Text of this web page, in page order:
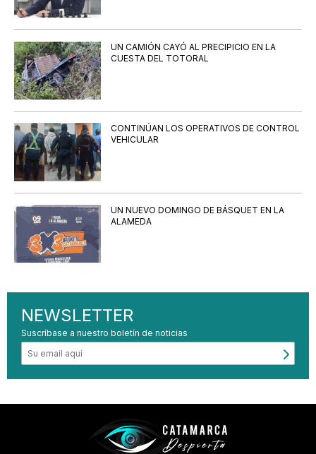
UN CAMIÓN CAYÓ AL PRECIPICIO EN LA
CUESTA DEL TOTORAL
CONTINÚAN LOS OPERATIVOS DE CONTROL
VEHICULAR
UN NUEVO DOMINGO DE BÁSQUET EN LA
ALAMEDA
NEWSLETTER
Suscríbase a nuestro boletín de noticias